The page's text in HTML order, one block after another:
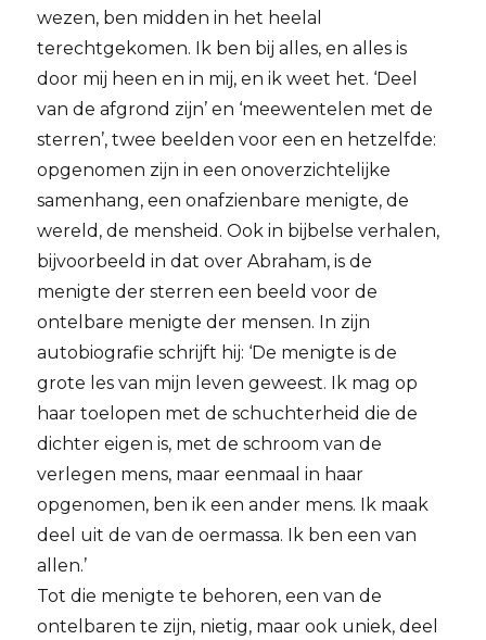
wezen, ben midden in het heelal
terechtgekomen. Ik ben bij alles, en alles is
door mij heen en in mij, en ik weet het. ‘Deel
van de afgrond zijn’ en ‘meewentelen met de
sterren’, twee beelden voor een en hetzelfde:
opgenomen zijn in een onoverzichtelijke
samenhang, een onafzienbare menigte, de
wereld, de mensheid. Ook in bijbelse verhalen,
bijvoorbeeld in dat over Abraham, is de
menigte der sterren een beeld voor de
ontelbare menigte der mensen. In zijn
autobiografie schrijft hij: ‘De menigte is de
grote les van mijn leven geweest. Ik mag op
haar toelopen met de schuchterheid die de
dichter eigen is, met de schroom van de
verlegen mens, maar eenmaal in haar
opgenomen, ben ik een ander mens. Ik maak
deel uit de van de oermassa. Ik ben een van
allen.’
Tot die menigte te behoren, een van de
ontelbaren te zijn, nietig, maar ook uniek, deel